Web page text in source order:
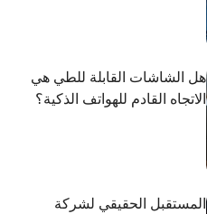
هل الشاشات القابلة للطي هي
الاتجاه القادم للهواتف الذكية؟
المستقبل الحقيقي لشركة